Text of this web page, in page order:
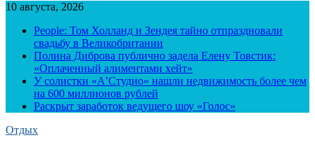
10 августа, 2026
People: Том Холланд и Зендея тайно отпраздновали
свадьбу в Великобритании
Полина Диброва публично задела Елену Товстик:
«Оплаченный алиментами хейт»
У солистки «А’Студио» нашли недвижимость более чем
на 600 миллионов рублей
Раскрыт заработок ведущего шоу «Голос»
Отдых